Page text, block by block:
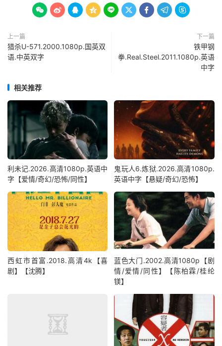
        
上一篇
猎杀U-571.2000.1080p.国英双
语.中英双字
下一篇
铁甲钢
拳.Real.Steel.2011.1080p.英语
中字
相关推荐
利未记.2026.高清1080p.英语中
字【爱情/奇幻/恐怖/同性】
鬼玩人6.炼狱.2026.高清1080p.
英语中字【悬疑/奇幻/恐怖】
西虹市首富.2018.高清4k【喜
剧】【沈腾】
蓝色大门.2002.高清1080p【剧
情/爱情/同性】【陈柏霖/桂纶
镁】